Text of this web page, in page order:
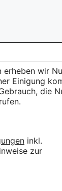
erheben wir
Einigung
die
inkl.
zur